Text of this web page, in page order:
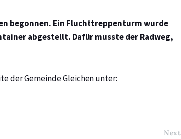
begonnen. Ein Fluchttreppenturm wurde
abgestellt. Dafür musste der Radweg,
der Gemeinde Gleichen unter:
Next